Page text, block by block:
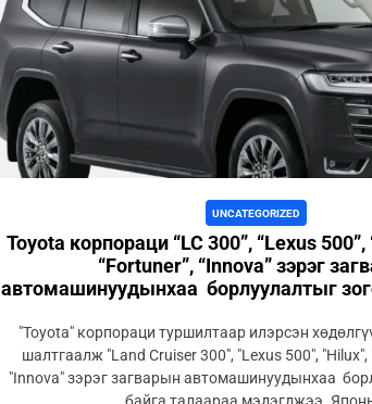
UNCATEGORIZED
Toyota корпораци “LC 300”, “Lexus 500”,
“Fortuner”, “Innova” зэрэг
автомашинуудынхаа борлуулалтыг
"Toyota" корпораци туршилтаар илэрсэн
шалтгаалж "Land Cruiser 300", "Lexus 500", "Hilux",
"Innova" зэрэг загварын автомашинуудынхаа